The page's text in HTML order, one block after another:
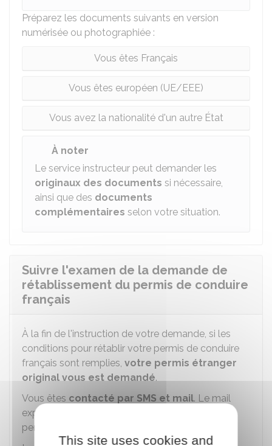
Préparez les documents suivants en version
numérisée ou photographiée :
Vous êtes Français
Vous êtes européen (UE/EEE)
Vous avez la nationalité d'un autre État
À noter
Le service instructeur peut demander les
originaux des documents si nécessaire,
ainsi que des documents
complémentaires selon votre situation.
Suivre l'examen de la demande de
rétablissement du permis de conduire
français
À la fin de l'instruction de votre demande, si les
conditions pour rétablir votre permis de conduire
français sont remplies, votre permis étranger
original vous est demandé.
Vous êtes contacté par SMS et mail. Le mail
explique comment envoyer l'original de votre
permis de conduire en courrier recommandé.
This site uses cookies and